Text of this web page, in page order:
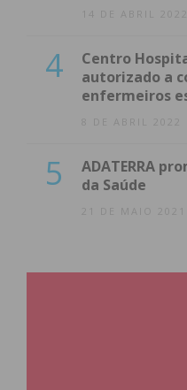
14 DE ABRIL 2022
4
Centro
autorizado a
enfermeiros
8 DE ABRIL 2022
5
ADATERRA
da Saúde
21 DE MAIO 2021